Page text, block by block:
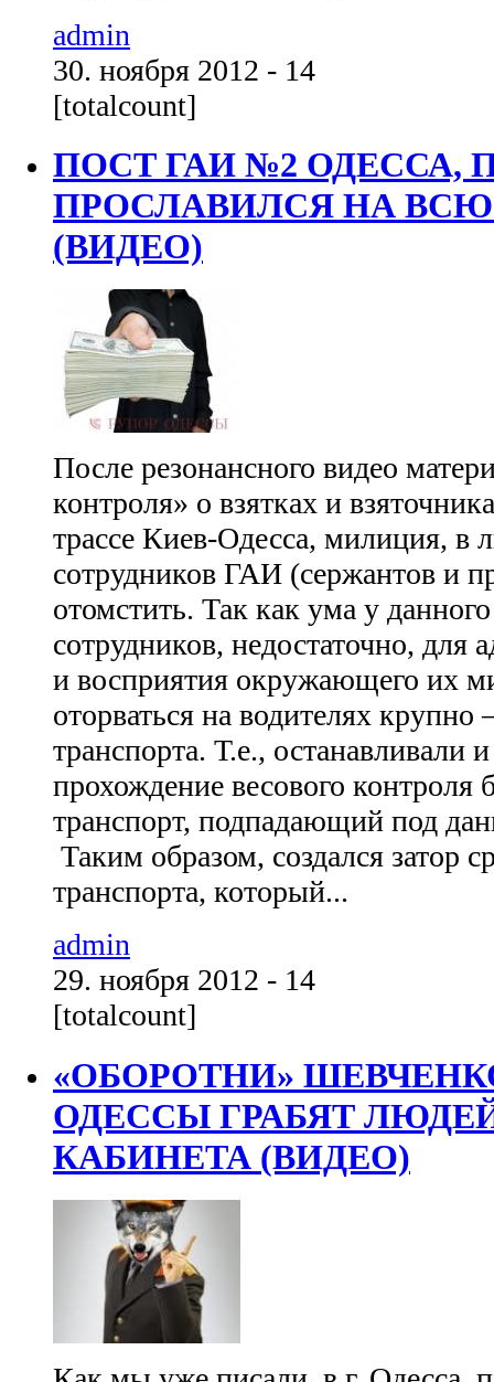
admin
30. ноября 2012 - 14
[totalcount]
ПОСТ ГАИ №2 ОДЕССА,
ПРОСЛАВИЛСЯ НА
(ВИДЕО)
После резонансного видео
контроля» о взятках и
трассе Киев-Одесса, милиция, в
сотрудников ГАИ (сержантов и
отомстить. Так как ума у
сотрудников, недостаточно, для
и восприятия окружающего их
оторваться на водителях крупно
транспорта. Т.е., останавливали
прохождение весового контроля
транспорт, подпадающий под
Таким образом, создался затор
транспорта, который...
admin
29. ноября 2012 - 14
[totalcount]
«ОБОРОТНИ»
ОДЕССЫ ГРАБЯТ
КАБИНЕТА (ВИДЕО)